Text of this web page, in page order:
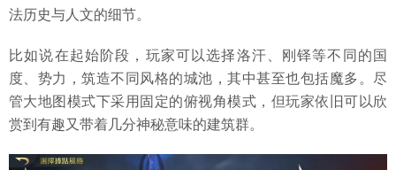
法历史与人文的细节。
比如说在起始阶段，玩家可以选择洛汗、刚铎等不同的国
度、势力，筑造不同风格的城池，其中甚至也包括魔多。尽
管大地图模式下采用固定的俯视角模式，但玩家依旧可以欣
赏到有趣又带着几分神秘意味的建筑群。